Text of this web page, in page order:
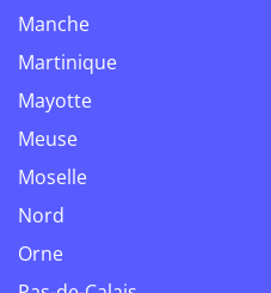
Manche
Martinique
Mayotte
Meuse
Moselle
Nord
Orne